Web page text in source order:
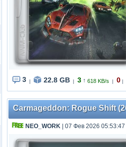
3 22.8 GB 3 ↑ 618 KB/s 0
Carmageddon: Rogue Shift
NEO_WORK | 07 Фев 2026 05:53:47